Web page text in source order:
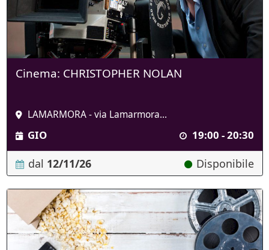
Cinema: CHRISTOPHER NOLAN
LAMARMORA - via Lamarmora...
GIO 19:00 - 20:30
dal 12/11/26 Disponibile